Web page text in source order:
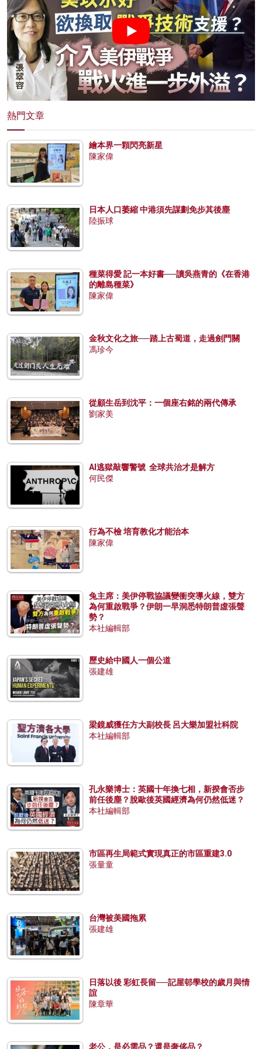
熱門文章
繪本界一顆閃亮新星
陳家偉
日本人口萎縮 中港須先謀劃免步其後塵
陸振球
種菜得愛 記一本好書──讀吳燕青的《在香港
的離島種菜》
陳家偉
金秋文化之旅──踏上古蜀道，走過劍門關
馮珍今
從顧生岳到沈平：一個座右銘的兩代傳承
劉家美
AI逃獄敲響警號 全球共治才是解方
何民傑
行為不檢 培育教化才能治本
陳家偉
兔主席：美伊停戰協議變衝突導火線，雙方
為何重啟戰爭？伊朗一早洞悉特朗普虛張聲
勢？
本社編輯部
歷史給中國人一個公道
張建雄
梁鏡威獲任方大副校長 呂大樂加盟社科院
本社編輯部
孔永樂博士：英國十年換七相，新揆會否步
前任後塵？脫歐後英國經濟為何仍然低迷？
本社編輯部
市區再生局範式實現真正的市區重建3.0
張量童
台灣被美國拖累
張建雄
日落以後 彩虹長留──記屋邨學校的歲月與情
誼
陳章華
老公，是必需品？還是奢侈品？